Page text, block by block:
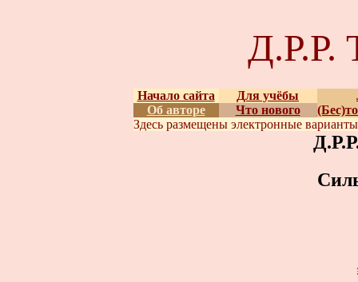
Начало сайта Для учёбы
Об авторе
Что нового
Здесь размещены электронные